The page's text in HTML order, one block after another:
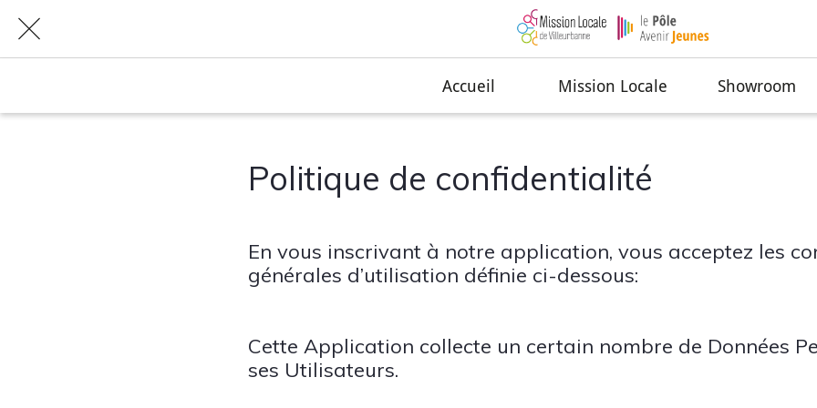
Accueil Mission Locale Showroom
Politique de confidentialité
En vous inscrivant à notre application, vous acceptez les
générales d’utilisation définie ci-dessous:
Cette Application collecte un certain nombre de Données
ses Utilisateurs.